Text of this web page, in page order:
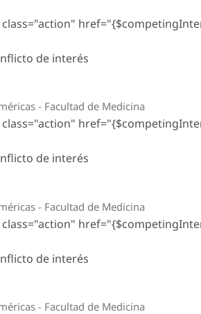
de interés
- Facultad de Medicina
de interés
- Facultad de Medicina
de interés
- Facultad de Medicina